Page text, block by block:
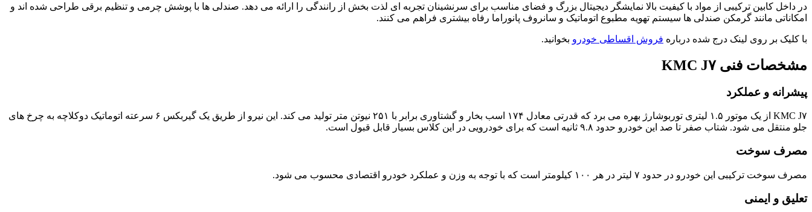
در داخل کابین ترکیبی از مواد با کیفیت بالا نمایشگر دیجیتال بزرگ و فضای مناسب برای سرنشینان تجربه ای لذت بخش از رانندگی را ارائه می دهد. صندلی ها با پوشش چرمی و تنظیم برقی طراحی شده اند و
امکاناتی مانند گرمکن صندلی ها سیستم تهویه مطبوع اتوماتیک و سانروف پانوراما رفاه بیشتری فراهم می کنند.
با کلیک بر روی لینک درج شده درباره فروش اقساطی خودرو بخوانید.
مشخصات فنی KMC J۷
پیشرانه و عملکرد
KMC J۷ از یک موتور ۱.۵ لیتری توربوشارژ بهره می برد که قدرتی معادل ۱۷۴ اسب بخار و گشتاوری برابر با ۲۵۱ نیوتن متر تولید می کند. این نیرو از طریق یک گیربکس ۶ سرعته اتوماتیک دوکلاچه به چرخ های
جلو منتقل می شود. شتاب صفر تا صد این خودرو حدود ۹.۸ ثانیه است که برای خودرویی در این کلاس بسیار قابل قبول است.
مصرف سوخت
مصرف سوخت ترکیبی این خودرو در حدود ۷ لیتر در هر ۱۰۰ کیلومتر است که با توجه به وزن و عملکرد خودرو اقتصادی محسوب می شود.
تعلیق و ایمنی